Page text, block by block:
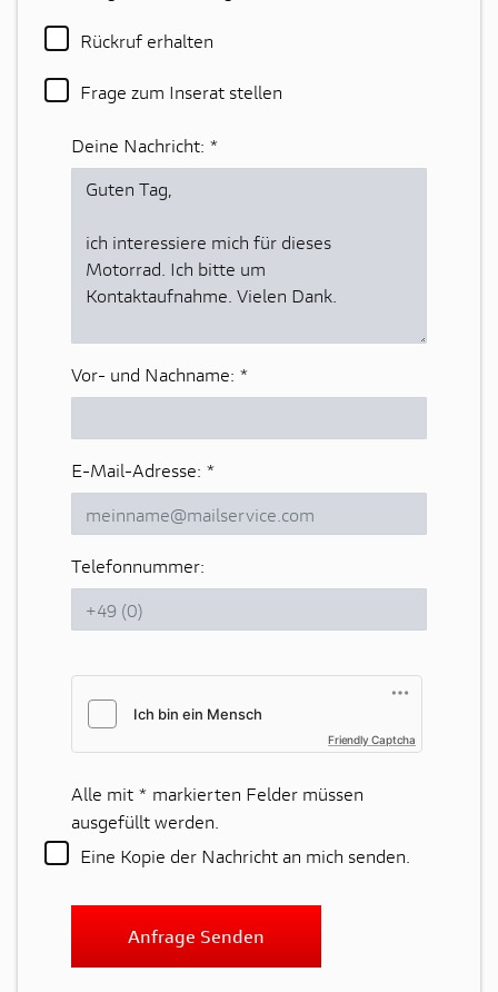
Rückruf erhalten
Frage zum Inserat stellen
Deine Nachricht: *
Vor- und Nachname: *
E-Mail-Adresse: *
Telefonnummer:
Friendly Captcha
Alle mit * markierten Felder müssen
ausgefüllt werden.
Eine Kopie der Nachricht an mich senden.
Anfrage Senden